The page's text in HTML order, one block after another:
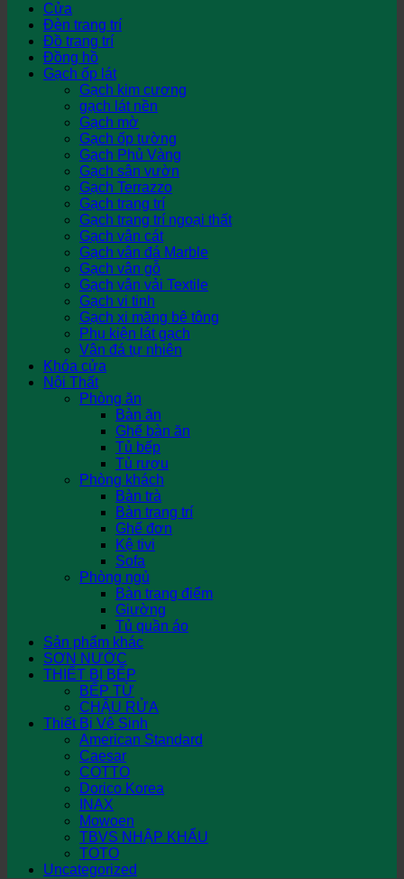
Cửa
Đèn trang trí
Đồ trang trí
Đồng hồ
Gạch ốp lát
Gạch kim cương
gạch lát nền
Gạch mờ
Gạch ốp tường
Gạch Phủ Vàng
Gạch sân vườn
Gạch Terrazzo
Gạch trang trí
Gạch trang trí ngoại thất
Gạch vân cát
Gạch vân đá Marble
Gạch vân gỗ
Gạch vân vải Textile
Gạch vi tinh
Gạch xi măng bê tông
Phụ kiện lát gạch
Vân đá tự nhiên
Khóa cửa
Nội Thất
Phòng ăn
Bàn ăn
Ghế bàn ăn
Tủ bếp
Tủ rượu
Phòng khách
Bàn trà
Bàn trang trí
Ghế đơn
Kệ tivi
Sofa
Phòng ngủ
Bàn trang điểm
Giường
Tủ quần áo
Sản phẩm khác
SƠN NƯỚC
THIẾT BỊ BẾP
BẾP TỪ
CHẬU RỬA
Thiết Bị Vệ Sinh
American Standard
Caesar
COTTO
Dorico Korea
INAX
Mowoen
TBVS NHẬP KHẨU
TOTO
Uncategorized